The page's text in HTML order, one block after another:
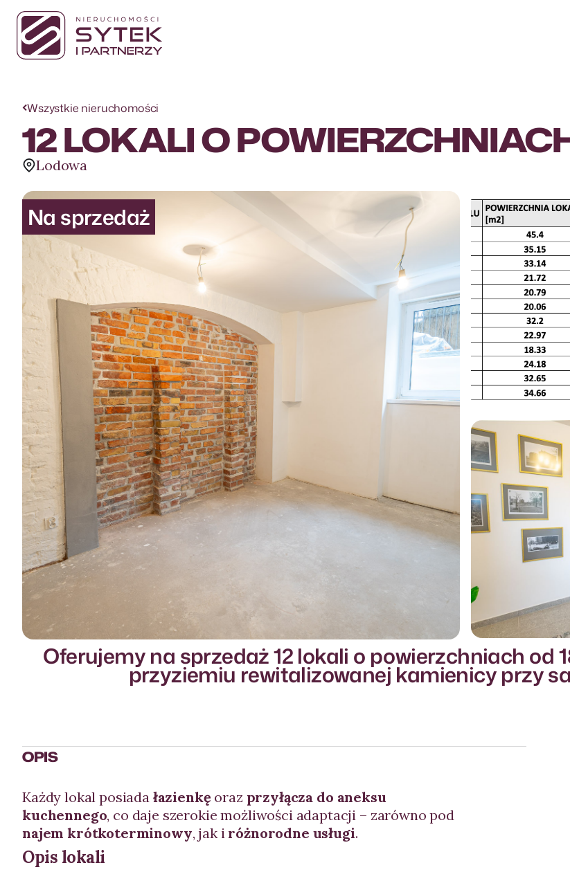
Wszystkie nieruchomości
12 LOKALI O
Lodowa
Na sprzedaż
Oferujemy na sprzedaż 12 lokali o powierzchniach od
przyziemiu rewitalizowanej kamienicy przy
OPIS
Każdy lokal posiada łazienkę oraz przyłącza do aneksu
kuchennego, co daje szerokie możliwości adaptacji – zarówno pod
najem krótkoterminowy, jak i różnorodne usługi.
Opis lokali